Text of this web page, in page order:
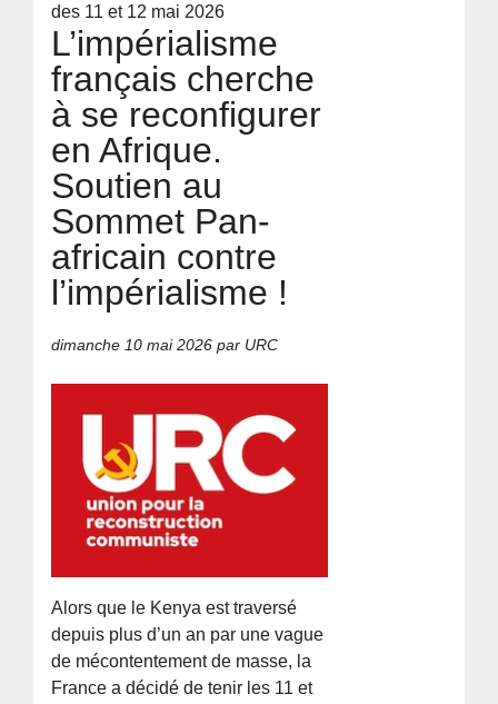
des 11 et 12 mai 2026
L’impérialisme
français cherche
à se reconfigurer
en Afrique.
Soutien au
Sommet Pan-
africain contre
l’impérialisme !
dimanche 10 mai 2026 par URC
Alors que le Kenya est traversé
depuis plus d’un an par une vague
de mécontentement de masse, la
France a décidé de tenir les 11 et